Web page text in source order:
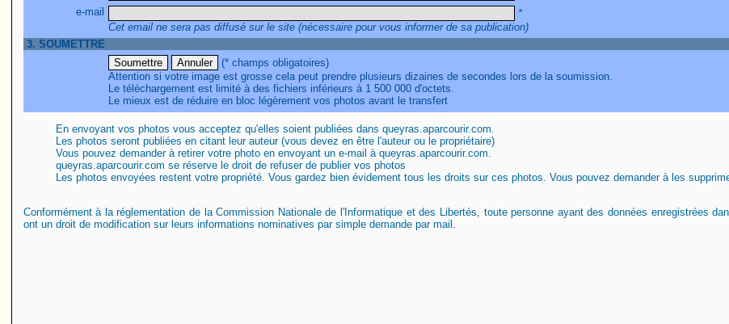
e-mail
*
Cet email ne sera pas diffusé sur le site (nécessaire pour vous informer de sa publication)
3. SOUMETTRE
(* champs obligatoires)
Attention si votre image est grosse cela peut prendre plusieurs dizaines de secondes lors de la soumission.
Le téléchargement est limité à des fichiers inférieurs à 1 500 000 d'octets.
Le mieux est de réduire en bloc légèrement vos photos avant le transfert
En envoyant vos photos vous acceptez qu'elles soient publiées dans queyras.aparcourir.com.
Les photos seront publiées en citant leur auteur (vous devez en être l'auteur ou le propriétaire)
Vous pouvez demander à retirer votre photo en envoyant un e-mail à queyras.aparcourir.com.
queyras.aparcourir.com se réserve le droit de refuser de publier vos photos
Les photos envoyées restent votre propriété. Vous gardez bien évidement tous les droits sur ces photos. Vous pouvez demander à les
Conformément à la réglementation de la Commission Nationale de l'Informatique et des Libertés, toute personne ayant des données enregistrées
ont un droit de modification sur leurs informations nominatives par simple demande par mail.